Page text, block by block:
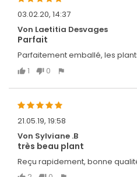
03.02.20, 14:37
Von Laetitia Desvages
Parfait
Parfaitement emballé, les
1
0
21.05.19, 19:58
Von Sylviane .B
très beau plant
Reçu rapidement, bonne